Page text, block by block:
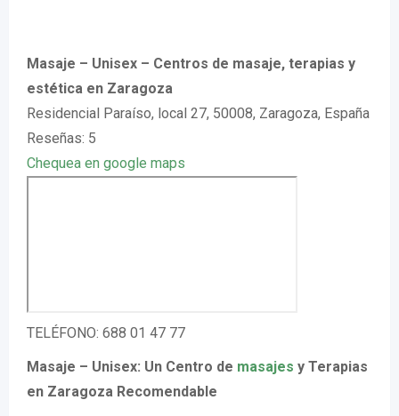
Masaje – Unisex – Centros de masaje, terapias y
estética en Zaragoza
Residencial Paraíso, local 27, 50008, Zaragoza, España
Reseñas: 5
Chequea en google maps
TELÉFONO: 688 01 47 77
Masaje – Unisex: Un Centro de masajes y Terapias
en Zaragoza Recomendable